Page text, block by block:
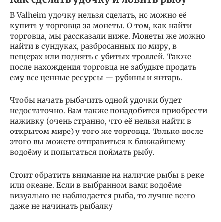
В Valheim удочку нельзя сделать, но можно её
купить у торговца за монеты. О том, как найти
торговца, мы рассказали ниже. Монеты же можно
найти в сундуках, разбросанных по миру, в
пещерах или поднять с убитых троллей. Также
после нахождения торговца не забудьте продать
ему все ценные ресурсы — рубины и янтарь.
Чтобы начать рыбачить одной удочки будет
недостаточно. Вам также понадобится приобрести
наживку (очень странно, что её нельзя найти в
открытом мире) у того же торговца. Только после
этого вы можете отправиться к ближайшему
водоёму и попытаться поймать рыбу.
Стоит обратить внимание на наличие рыбы в реке
или океане. Если в выбранном вами водоёме
визуально не наблюдается рыба, то лучше всего
даже не начинать рыбалку